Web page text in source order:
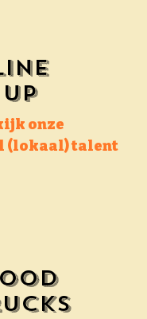
up
onze
(lokaal) talent